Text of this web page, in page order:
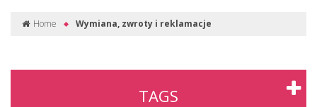
Home Wymiana, zwroty i reklamacje
TAGS